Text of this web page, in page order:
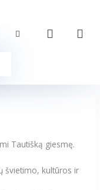
Tautišką giesmę.
švietimo, kultūros ir